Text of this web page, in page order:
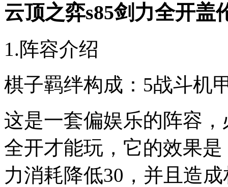
云顶之弈s85剑力全开盖
1.阵容介绍
棋子羁绊构成：5战斗机
这是一套偏娱乐的阵容
全开才能玩，它的效果
力消耗降低30，并且造